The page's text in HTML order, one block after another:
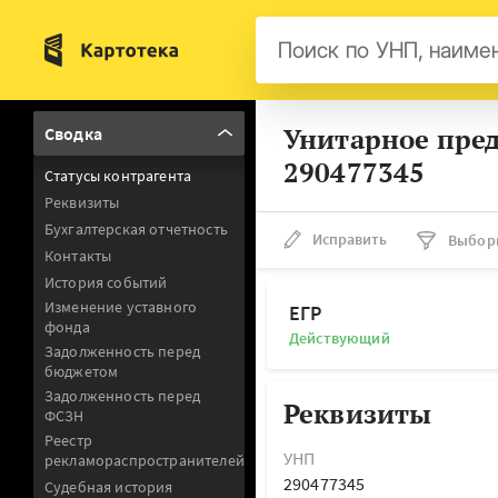
Сводка
Статусы контрагента
Реквизиты
Бухгалтерская отчетность
Контакты
История событий
Изменение уставного
фонда
Задолженность перед
бюджетом
Задолженность перед
ФСЗН
Реестр
рекламораспространителей
Судебная история
Унитарное
290477345
Исправить
ЕГР
Действующий
Реквизиты
УНП
290477345